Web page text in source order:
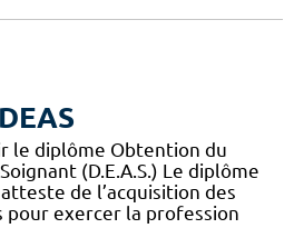
le diplôme Obtention du
(D.E.A.S.) Le diplôme
de l’acquisition des
pour exercer la profession